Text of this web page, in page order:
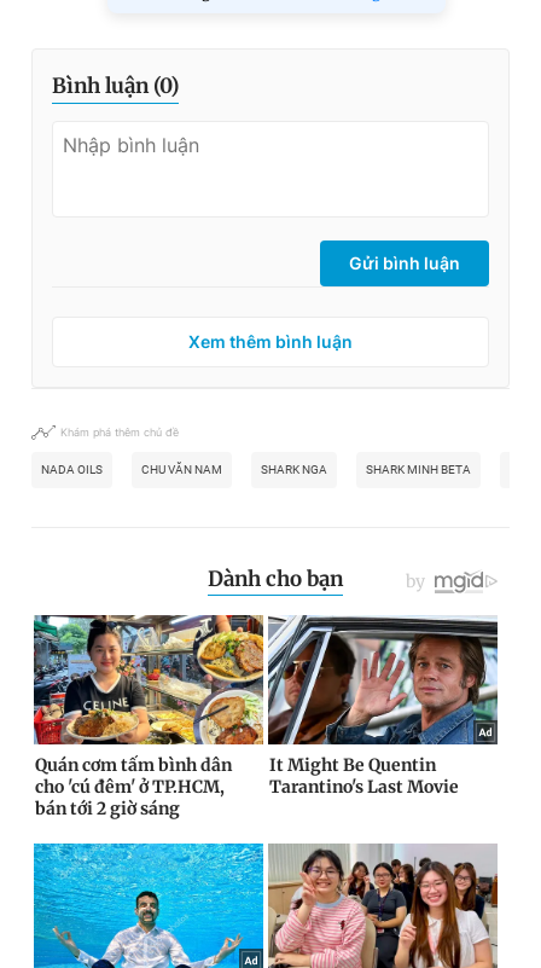
Bình luận (0)
Gửi bình luận
Xem thêm bình luận
Khám phá thêm chủ đề
NADA OILS CHU VĂN NAM SHARK NGA SHARK MINH BETA